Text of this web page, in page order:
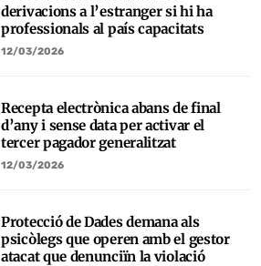
derivacions a l’estranger si hi ha
professionals al país capacitats
12/03/2026
Recepta electrònica abans de final
d’any i sense data per activar el
tercer pagador generalitzat
12/03/2026
Protecció de Dades demana als
psicòlegs que operen amb el gestor
atacat que denunciïn la violació